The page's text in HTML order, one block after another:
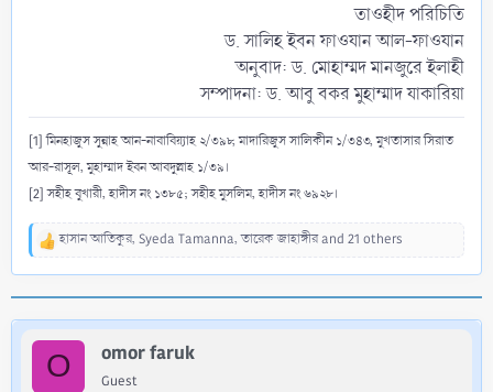
তাওহীদ পরিচিতি
ড. সালিহ ইবন ফাওযান আল-ফাওযান
অনুবাদ: ড. মোহাম্মদ মানজুরে ইলাহী
সম্পাদনা: ড. আবু বকর মুহাম্মাদ যাকারিয়া​
[1] মিনহাজুস সুন্নাহ আন-নাবাবিয়্যাহ ২/৩৯৮, মাদারিজুস সালিকীন ১/৩৪৩, মুখতাসার সিরাত
আর-রাসূল, মুহাম্মাদ ইবন আবদুল্লাহ ১/৩৯।
[2] সহীহ বুখারী, হাদীস নং ১৩৮৫; সহীহ মুসলিম, হাদীস নং ৬৯২৮।
R
t
i
হাসান আতিকুর, Syeda Tamanna,তারেক জাহাঙ্গীরand 21 others
O omor faruk
Guest